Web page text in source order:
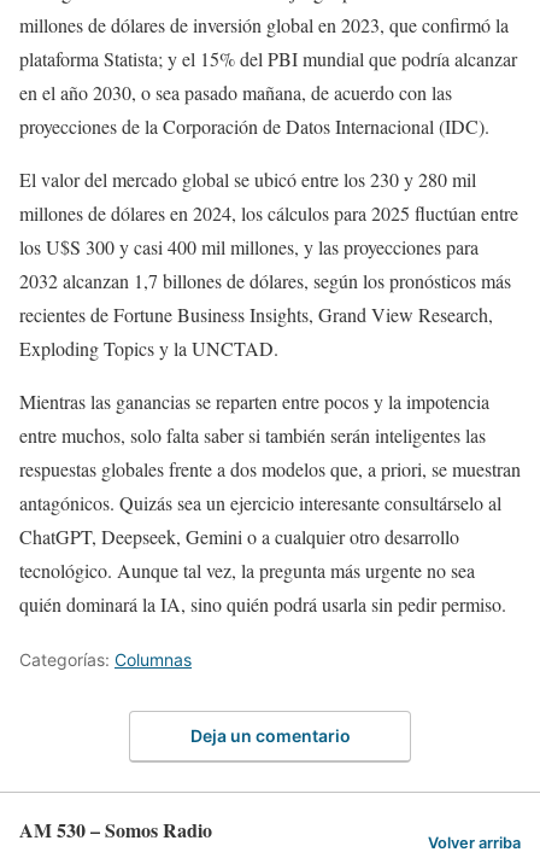
millones de dólares de inversión global en 2023, que confirmó la
plataforma Statista; y el 15% del PBI mundial que podría alcanzar
en el año 2030, o sea pasado mañana, de acuerdo con las
proyecciones de la Corporación de Datos Internacional (IDC).
El valor del mercado global se ubicó entre los 230 y 280 mil
millones de dólares en 2024, los cálculos para 2025 fluctúan entre
los U$S 300 y casi 400 mil millones, y las proyecciones para
2032 alcanzan 1,7 billones de dólares, según los pronósticos más
recientes de Fortune Business Insights, Grand View Research,
Exploding Topics y la UNCTAD.
Mientras las ganancias se reparten entre pocos y la impotencia
entre muchos, solo falta saber si también serán inteligentes las
respuestas globales frente a dos modelos que, a priori, se muestran
antagónicos. Quizás sea un ejercicio interesante consultárselo al
ChatGPT, Deepseek, Gemini o a cualquier otro desarrollo
tecnológico. Aunque tal vez, la pregunta más urgente no sea
quién dominará la IA, sino quién podrá usarla sin pedir permiso.
Categorías: Columnas
Deja un comentario
AM 530 – Somos Radio Volver arriba